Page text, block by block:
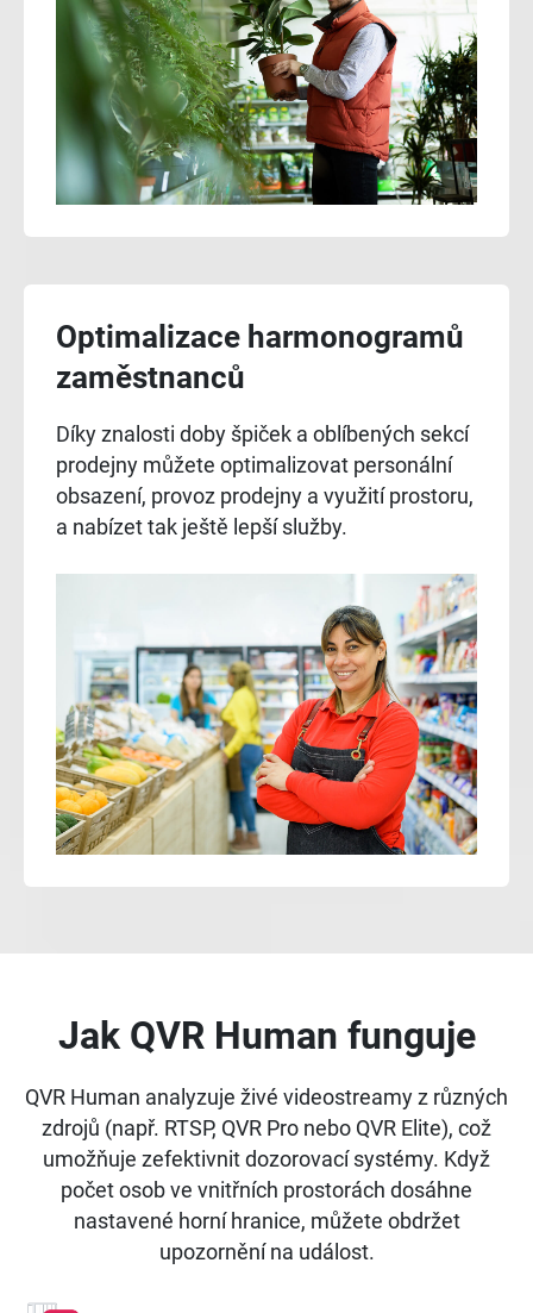
Optimalizace harmonogramů
zaměstnanců
Díky znalosti doby špiček a oblíbených sekcí
prodejny můžete optimalizovat personální
obsazení, provoz prodejny a využití prostoru,
a nabízet tak ještě lepší služby.
Jak QVR Human funguje
QVR Human analyzuje živé videostreamy z různých
zdrojů (např. RTSP, QVR Pro nebo QVR Elite), což
umožňuje zefektivnit dozorovací systémy. Když
počet osob ve vnitřních prostorách dosáhne
nastavené horní hranice, můžete obdržet
upozornění na událost.